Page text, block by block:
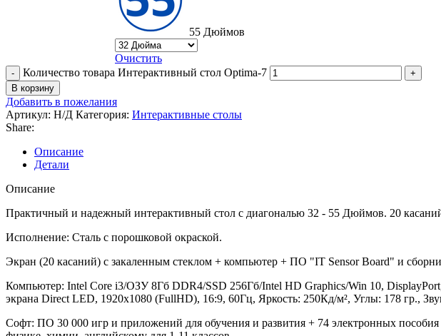
55 Дюймов
Очистить
Количество товара Интерактивный стол Optima-7
В корзину
Добавить в пожелания
Артикул: Н/Д Категория: Интерактивные столы
Share:
Описание
Детали
Описание
Практичный и надежный интерактивный стол с диагональю 32 - 55 Дюймов. 20
Исполнение: Сталь с порошковой окраской.
Экран (20 касаний) с закаленным стеклом + компьютер + ПО "IT Sensor Board" и
Компьютер: Intel Core i3/ОЗУ 8Гб DDR4/SSD 256Гб/Intel HD Graphics/Win 10,
экрана Direct LED, 1920х1080 (FullHD), 16:9, 60Гц, Яркость: 250Кд/м², Углы: 178 гр.,
Софт: ПО 30 000 игр и приложений для обучения и развития + 74 электронных